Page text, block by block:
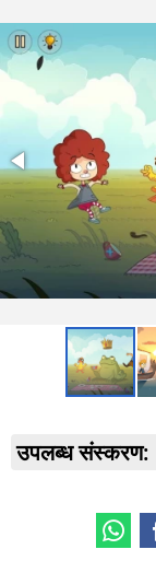
उपलब्ध संस्करण: